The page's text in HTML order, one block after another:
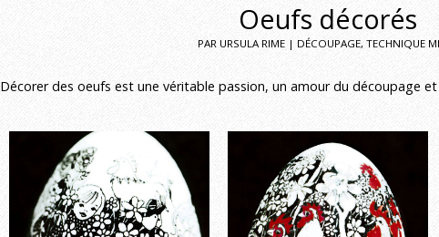
Oeufs décorés
PAR URSULA RIME | DÉCOUPAGE, TECHNIQUE
Décorer des oeufs est une véritable passion, un amour du découpage et